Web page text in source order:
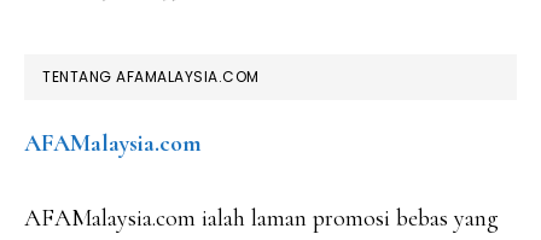
TENTANG AFAMALAYSIA.COM
AFAMalaysia.com
AFAMalaysia.com ialah laman promosi bebas yang